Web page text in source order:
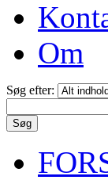
Om
Søg efter: